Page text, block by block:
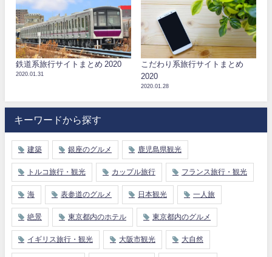
鉄道系旅行サイトまとめ 2020
2020.01.31
こだわり系旅行サイトまとめ
2020
2020.01.28
キーワードから探す
建築 銀座のグルメ 鹿児島県観光
トルコ旅行・観光 カップル旅行 フランス旅行・観光
海 表参道のグルメ 日本観光 一人旅
絶景 東京都内のホテル 東京都内のグルメ
イギリス旅行・観光 大阪市観光 大自然